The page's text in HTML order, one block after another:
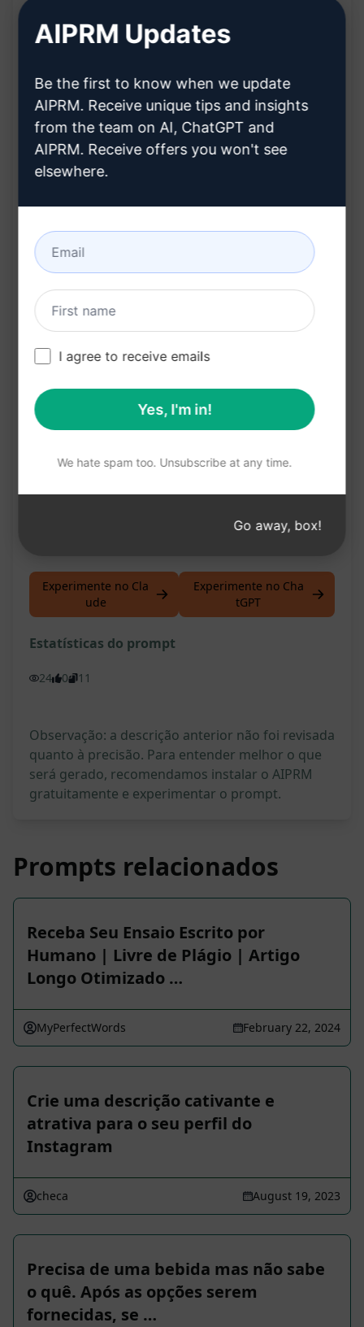
Ajuda a identificar deficiências ou excessos de
Facilita a compreensão do impacto da dieta na
saúde e bem-estar.
Permite uma avaliação rápida e eficiente do
status gizi, auxiliando na tomada de decisões
Benefícios:
Obtenção de uma análise detalhada e
personalizada do status nutricional.
Identificação de possíveis carências ou
excessos na alimentação.
da nutrição na saúde.
Facilita o planejamento de uma dieta mais
equilibrada e saudável.
Experimente no Cla
ude
Experimente no Cha
tGPT
Estatísticas do prompt
24 0 11
Observação: a descrição anterior não foi revisada
quanto à precisão. Para entender melhor o que
será gerado, recomendamos instalar o AIPRM
gratuitamente e experimentar o prompt.
Prompts relacionados
Receba Seu Ensaio Escrito por
Humano | Livre de Plágio | Artigo
Longo Otimizado …
MyPerfectWords February 22, 2024
Crie uma descrição cativante e
atrativa para o seu perfil do
Instagram
checa August 19, 2023
Precisa de uma bebida mas não sabe
o quê. Após as opções serem
fornecidas, se …
AIPRM Updates
Be the first to know when we update
AIPRM. Receive unique tips and insights
from the team on AI, ChatGPT and
AIPRM. Receive offers you won't see
elsewhere.
I agree to receive emails
Yes, I'm in!
We hate spam too. Unsubscribe at any time.
Go away, box!